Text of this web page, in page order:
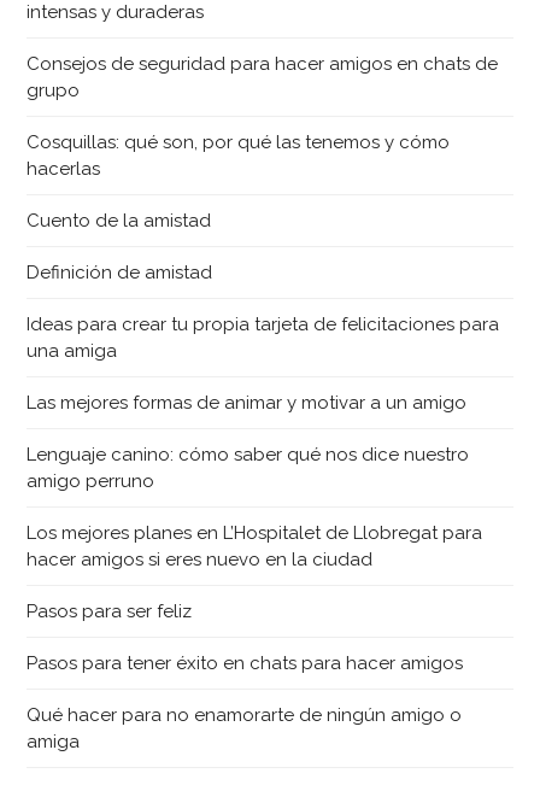
intensas y duraderas
Consejos de seguridad para hacer amigos en chats de
grupo
Cosquillas: qué son, por qué las tenemos y cómo
hacerlas
Cuento de la amistad
Definición de amistad
Ideas para crear tu propia tarjeta de felicitaciones para
una amiga
Las mejores formas de animar y motivar a un amigo
Lenguaje canino: cómo saber qué nos dice nuestro
amigo perruno
Los mejores planes en L’Hospitalet de Llobregat para
hacer amigos si eres nuevo en la ciudad
Pasos para ser feliz
Pasos para tener éxito en chats para hacer amigos
Qué hacer para no enamorarte de ningún amigo o
amiga